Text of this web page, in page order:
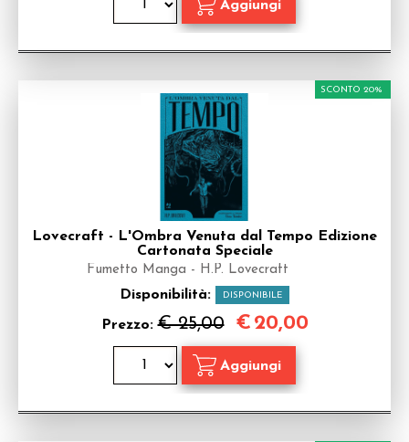
Lovecraft - L'Ombra Venuta dal Tempo Edizione
Cartonata Speciale
Fumetto Manga - H.P. Lovecraft
Disponibilità: DISPONIBILE
Prezzo:€ 25,00
SCONTO 20%
€ 20,00